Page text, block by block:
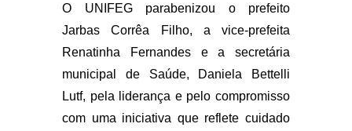
O UNIFEG parabenizou o prefeito
Jarbas Corrêa Filho, a vice-prefeita
Renatinha Fernandes e a secretária
municipal de Saúde, Daniela Bettelli
Lutf, pela liderança e pelo compromisso
com uma iniciativa que reflete cuidado